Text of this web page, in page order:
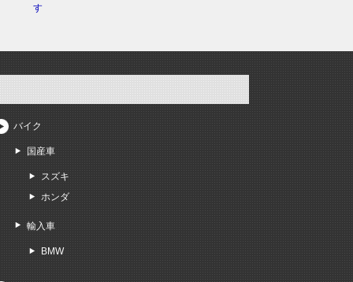
す
バイク
国産車
スズキ
ホンダ
輸入車
BMW